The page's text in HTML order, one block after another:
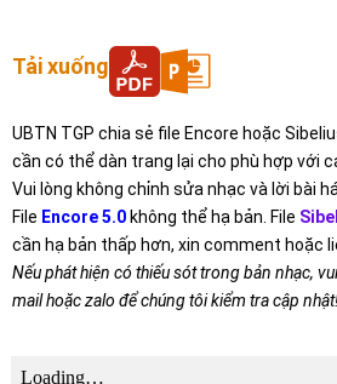
Tải xuống
UBTN TGP chia sẻ file Encore hoặc
cần có thể dàn trang lại cho phù hợp với
Vui lòng không chỉnh sửa nhạc và lời bài
File Encore 5.0 không thể hạ bản. File
cần hạ bản thấp hơn, xin comment hoặc
Nếu phát hiện có thiếu sót trong bản nhạc,
mail hoặc zalo để chúng tôi kiểm tra cập